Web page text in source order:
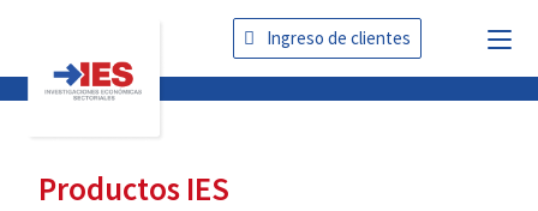
Ingreso de clientes
Productos IES